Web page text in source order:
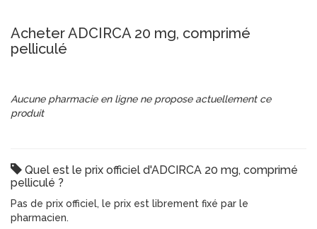
Acheter ADCIRCA 20 mg, comprimé
pelliculé
Aucune pharmacie en ligne ne propose actuellement ce
produit
Quel est le prix officiel d'ADCIRCA 20 mg, comprimé
pelliculé ?
Pas de prix officiel, le prix est librement fixé par le
pharmacien.